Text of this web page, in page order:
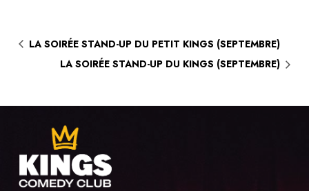
LA SOIRÉE STAND-UP DU PETIT KINGS (SEPTEMBRE)
LA SOIRÉE STAND-UP DU KINGS (SEPTEMBRE)